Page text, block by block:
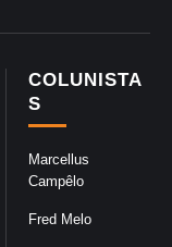
COLUNISTA
S
Marcellus
Campêlo
Fred Melo